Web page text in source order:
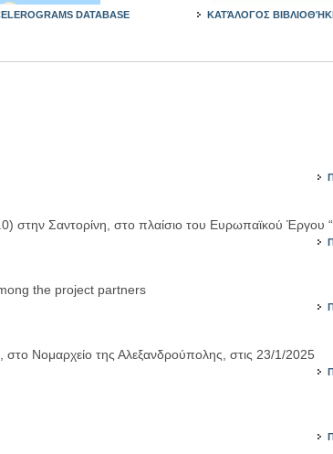
DATABASE ΚΑΤΆΛΟΓΟΣ
στην Σαντορίνη, στο πλαίσιο του Ευρωπαϊκού Έργου
the project partners
Νομαρχείο της Αλεξανδρούπολης, στις 23/1/2025